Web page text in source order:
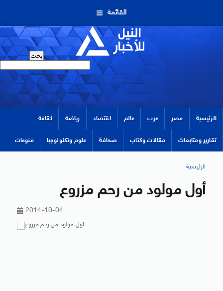
القائمة
الرئيسية مصر عرب عالم اقتصاد رياضة ثقافة
تقارير ومتابعات مقالات وكتاب صحافة علوم وتكنولوجيا منوعات
الرئيسية
أول مولود من رحم مزروع
2014-10-04